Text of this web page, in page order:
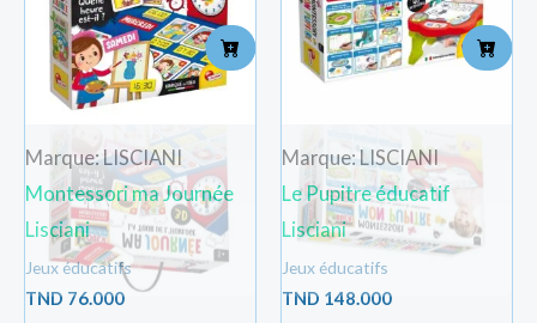
Marque: LISCIANI
Montessori ma Journée
Lisciani
Jeux éducatifs
TND 76.000
Marque: LISCIANI
Le Pupitre éducatif
Lisciani
Jeux éducatifs
TND 148.000